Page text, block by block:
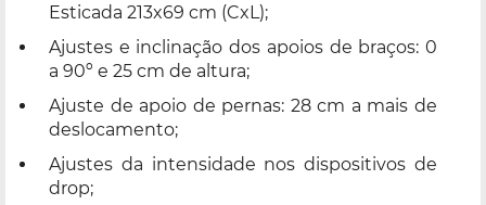
Esticada 213x69 cm (CxL);
Ajustes e inclinação dos apoios de braços: 0
a 90º e 25 cm de altura;
Ajuste de apoio de pernas: 28 cm a mais de
deslocamento;
Ajustes da intensidade nos dispositivos de
drop;